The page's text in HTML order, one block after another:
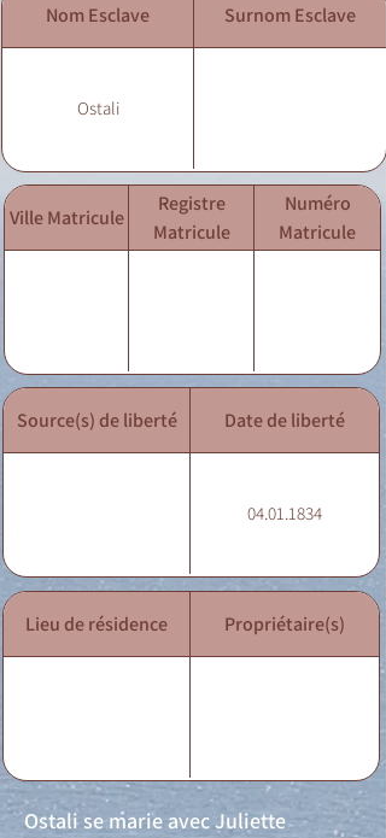
Nom Esclave Surnom Esclave
Ostali
Ville Matricule
Registre
Matricule
Numéro
Matricule
Source(s) de liberté Date de liberté
04.01.1834
Lieu de résidence Propriétaire(s)
Ostali se marie avec Juliette